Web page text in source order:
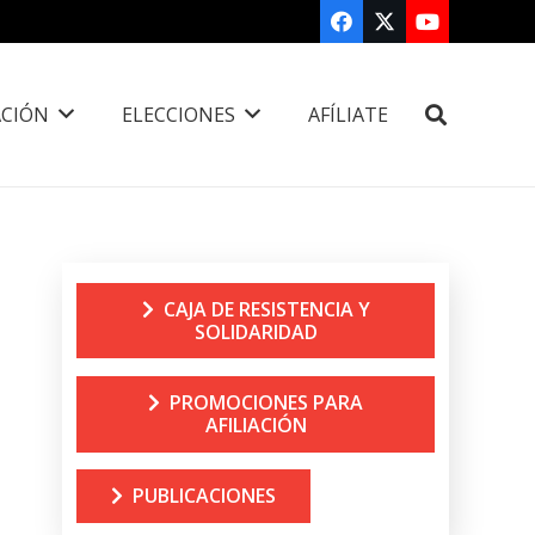
ELECCIONES AFÍLIATE
CAJA DE RESISTENCIA Y
SOLIDARIDAD
PROMOCIONES PARA
AFILIACIÓN
PUBLICACIONES